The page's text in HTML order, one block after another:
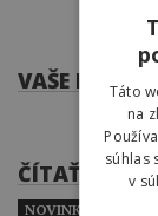
VAŠE
ČÍTAŤ ĎALEJ
NOVINKY
Táto
na
súhlas
v